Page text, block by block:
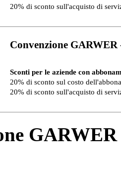
20% di sconto sull'acquisto di
Convenzione
Sconti per le aziende con
20% di sconto sul costo
20% di sconto sull'acquisto di